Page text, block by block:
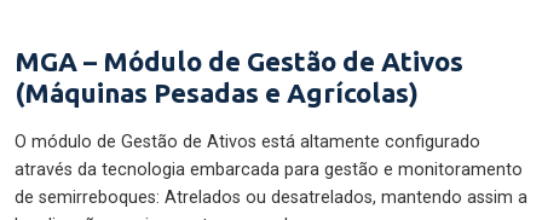
MGA – Módulo de Gestão de Ativos
(Máquinas Pesadas e Agrícolas)
O módulo de Gestão de Ativos está altamente configurado
através da tecnologia embarcada para gestão e monitoramento
de semirreboques: Atrelados ou desatrelados, mantendo assim a